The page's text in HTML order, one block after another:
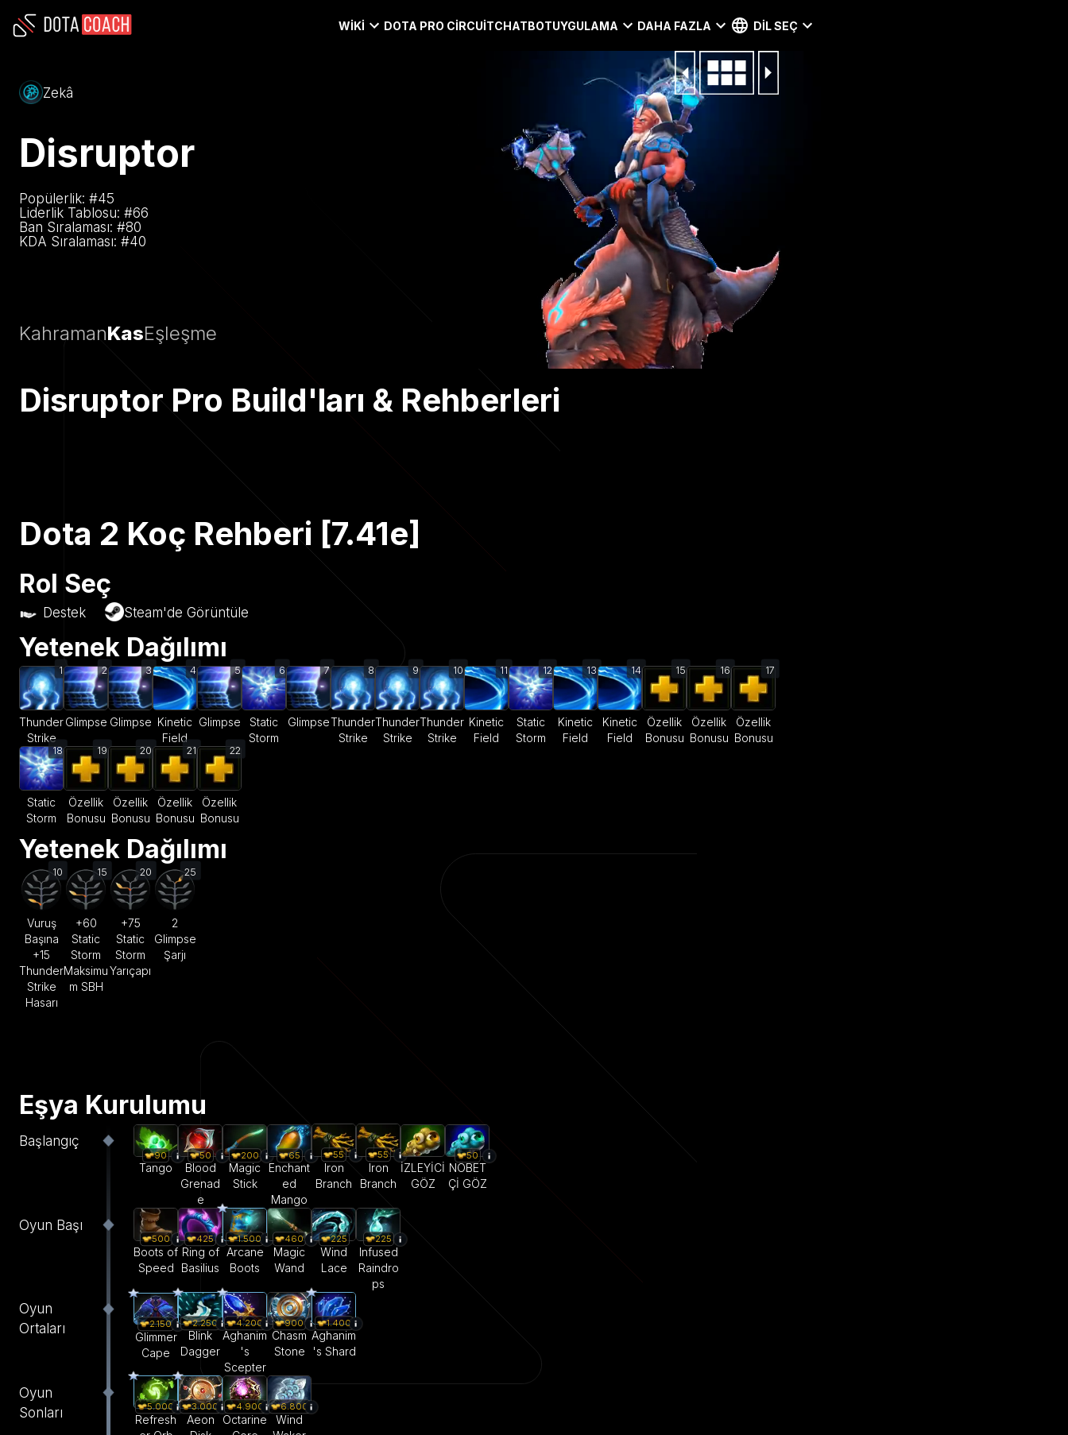
WIKI DOTA PRO CIRCUITCHATBOTUYGULAMA DAHA FAZLA DIL SEÇ
Zekâ
Disruptor
Popülerlik: #45
Liderlik Tablosu: #66
Ban Sıralaması: #80
KDA Sıralaması: #40
KahramanKasEşleşme
Disruptor Pro Build'ları & Rehberleri
Dota 2 Koç Rehberi [7.41e]
Rol Seç
Destek Steam'de Görüntüle
Yetenek Dağılımı
1
Thunder
Strike
2
Glimpse
3
Glimpse
4
Kinetic
Field
5
Glimpse
6
Static
Storm
7
Glimpse
8
Thunder
Strike
9
Thunder
Strike
10
Thunder
Strike
11
Kinetic
Field
12
Static
Storm
13
Kinetic
Field
14
Kinetic
Field
15
Özellik
Bonusu
16
Özellik
Bonusu
17
Özellik
Bonusu
18
Static
Storm
19
Özellik
Bonusu
20
Özellik
Bonusu
21
Özellik
Bonusu
22
Özellik
Bonusu
Yetenek Dağılımı
10
Vuruş
Başına
+15
Thunder
Strike
Hasarı
15
+60
Static
Storm
Maksimu
m SBH
20
+75
Static
Storm
Yarıçapı
25
2
Glimpse
Şarjı
Eşya Kurulumu
Başlangıç
90
Tango
50
Blood
Grenad
e
200
Magic
Stick
65
Enchant
ed
Mango
55
Iron
Branch
55
Iron
Branch
İZLEYİCİ
GÖZ
50
NÖBET
Çİ GÖZ
Oyun Başı
500
Boots of
Speed
425
Ring of
Basilius
1.500
Arcane
Boots
460
Magic
Wand
225
Wind
Lace
225
Infused
Raindro
ps
Oyun
Ortaları
2.150
Glimmer
Cape
2.250
Blink
Dagger
4.200
Aghanim
's
Scepter
900
Chasm
Stone
1.400
Aghanim
's Shard
Oyun
Sonları
5.000
Refresh
3.000
Aeon
4.900
Octarine
6.800
Wind